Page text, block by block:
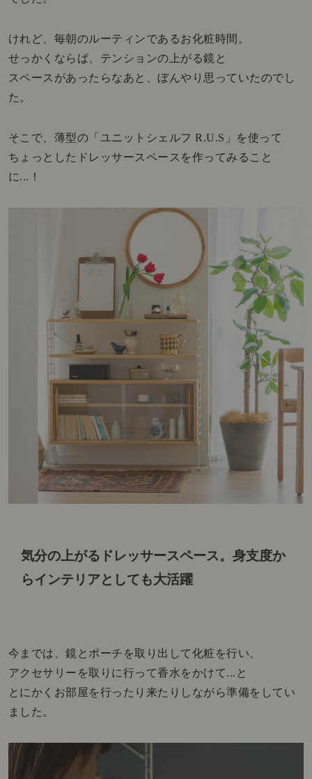
けれど、毎朝のルーティンであるお化粧時間。
せっかくならば、テンションの上がる鏡と
スペースがあったらなあと、ぼんやり思っていたのでし
た。
そこで、薄型の「ユニットシェルフ R.U.S」を使って
ちょっとしたドレッサースペースを作ってみること
に...！
気分の上がるドレッサースペース。身支度か
らインテリアとしても大活躍
今までは、鏡とポーチを取り出して化粧を行い、
アクセサリーを取りに行って香水をかけて...と
とにかくお部屋を行ったり来たりしながら準備をしてい
ました。